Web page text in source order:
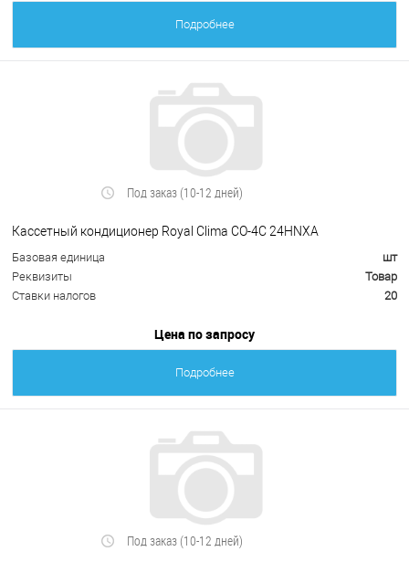
Подробнее
Под заказ (10-12 дней)
Кассетный кондиционер Royal Clima СО-4С 24НNХA
Базовая единица
шт
Реквизиты
Товар
Ставки налогов
20
Цена по запросу
Подробнее
Под заказ (10-12 дней)